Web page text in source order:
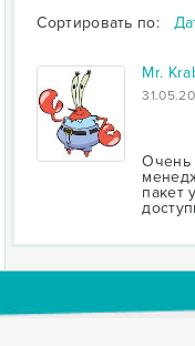
Сортировать по:
Mr.
Очень
пакет